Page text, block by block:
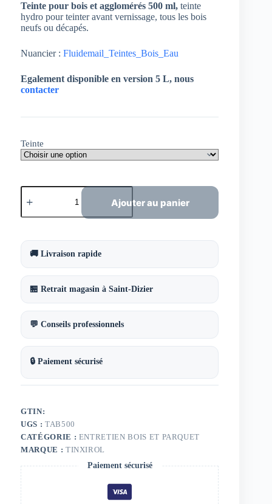
Teinte pour bois et agglomérés 500 ml, teinte
hydro pour teinter avant vernissage, tous les bois
neufs ou décapés.
Nuancier : Fluidemail_Teintes_Bois_Eau
Egalement disponible en version 5 L, nous
contacter
Teinte
quantité
de
agglomérés
Tinxirol
500
ml
Ajouter au panier
🚚 Livraison rapide
🏪 Retrait magasin à Saint-Dizier
💬 Conseils professionnels
🔒 Paiement sécurisé
GTIN:
UGS : TAB500
CATÉGORIE : ENTRETIEN BOIS ET PARQUET
MARQUE : TINXIROL
Paiement sécurisé